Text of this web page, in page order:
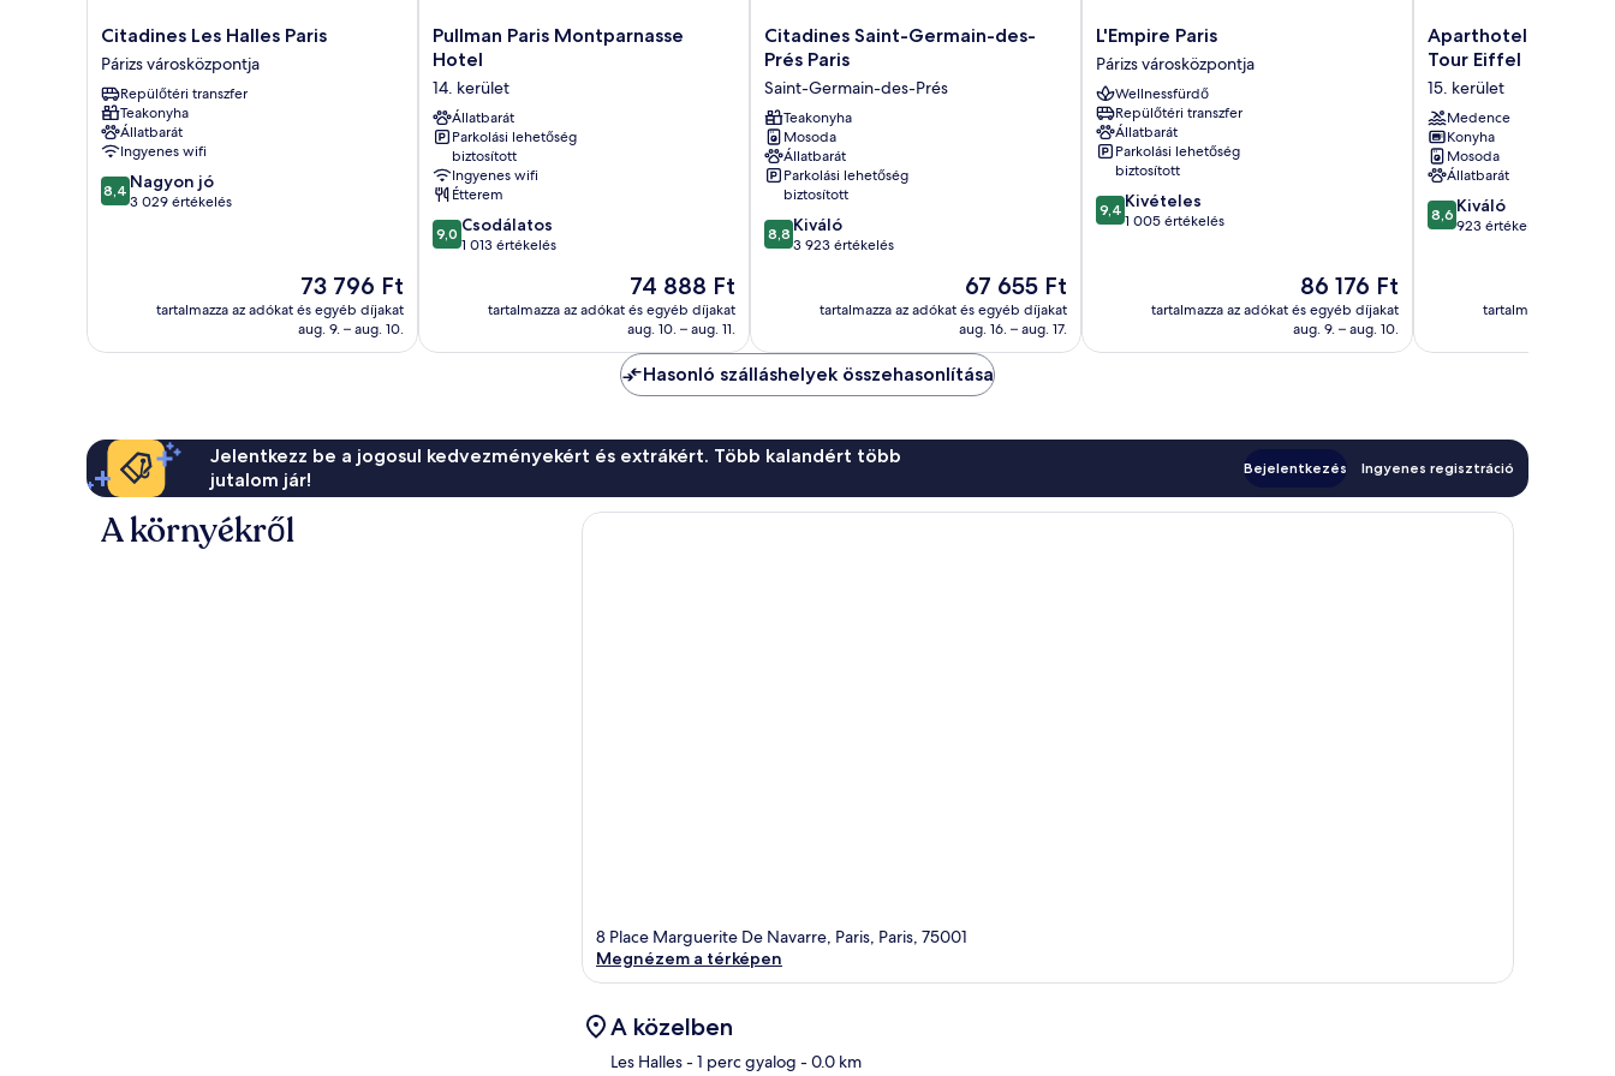
Citadines
Les
Halles
Paris
Párizs
városközpontja
Citadines Les Halles Paris
Párizs városközpontja
Repülőtéri transzfer
Teakonyha
Állatbarát
Ingyenes wifi
8.4
ennyiből:
értékelés
8,4 Nagyon jó
3 029 értékelés
Az
ár
73 796 Ft
73 796 Ft
tartalmazza az adókat és egyéb díjakat
aug. 9. – aug. 10.
Pullman
Paris
Hotel
14.
kerület
Pullman Paris Montparnasse
Hotel
14. kerület
Állatbarát
Parkolási lehetőség
biztosított
Ingyenes wifi
Étterem
9.0
ennyiből:
9,0 Csodálatos
1 013 értékelés
Az
ár
74 888 Ft
74 888 Ft
tartalmazza az adókat és egyéb díjakat
aug. 10. – aug. 11.
Citadines
Saint-
des-
Prés
Paris
Saint-
Germain-
des-
Prés
Citadines Saint-Germain-des-
Prés Paris
Saint-Germain-des-Prés
Teakonyha
Mosoda
Állatbarát
Parkolási lehetőség
biztosított
8.8
ennyiből:
8,8 Kiváló
3 923 értékelés
Az
ár
67 655 Ft
67 655 Ft
tartalmazza az adókat és egyéb díjakat
aug. 16. – aug. 17.
L'Empire
Paris
Párizs
városközpontja
L'Empire Paris
Párizs városközpontja
Wellnessfürdő
Repülőtéri transzfer
Állatbarát
Parkolási lehetőség
biztosított
9.4
ennyiből:
értékelés
9,4 Kivételes
1 005 értékelés
Az
ár
86 176 Ft
86 176 Ft
tartalmazza az adókat és egyéb díjakat
aug. 9. – aug. 10.
Aparthotel
Adagio
Centre
Tour
Eiffel
15.
kerület
Aparthotel Adagio
Tour Eiffel
15. kerület
Medence
Konyha
Mosoda
Állatbarát
8.6
ennyiből:
értékelés
8,6 Kiváló
923 értékelés
tartalmazza az
Hasonló szálláshelyek összehasonlítása
Jelentkezz be a jogosul kedvezményekért és extrákért. Több kalandért több
jutalom jár!
Bejelentkezés Ingyenes regisztráció
A környékről
8 Place Marguerite De Navarre, Paris, Paris, 75001
Megnézem a térképen
A közelben
Les Halles- 1 perc gyalog - 0.0 km